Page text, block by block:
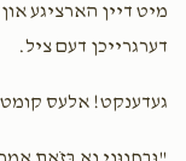
$8,000.00
מיט דיין הארציגע
דערגרייכן דעם ציל.
געדענקט! אלעס